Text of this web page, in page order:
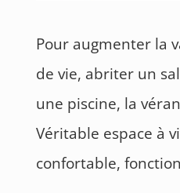
Pour augmenter la
de vie, abriter un
une piscine, la
Véritable espace à
confortable,